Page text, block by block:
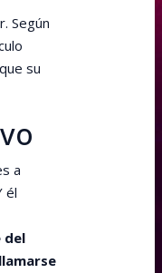
Según
su
a
él
del